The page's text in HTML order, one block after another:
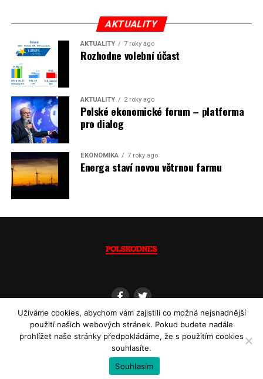
AKTUALITY
AKTUALITY 7 roky ago
Rozhodne volební účast
AKTUALITY 2 roky ago
Polské ekonomické forum – platforma
pro dialog
EKONOMIKA 7 roky ago
Energa staví novou větrnou farmu
Polskodnes.cz| ISSN 1805-8582 | Powered by
WordPress | Themes by kabris|NET.
Užíváme cookies, abychom vám zajistili co možná nejsnadnější
použití našich webových stránek. Pokud budete nadále
prohlížet naše stránky předpokládáme, že s použitím cookies
souhlasíte.
Souhlasím